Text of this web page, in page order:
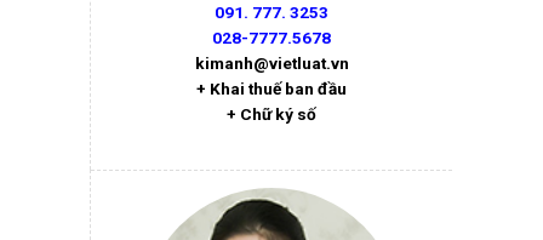
091. 777. 3253
028-7777.5678
kimanh@vietluat.vn
+ Khai thuế ban đầu
+ Chữ ký số